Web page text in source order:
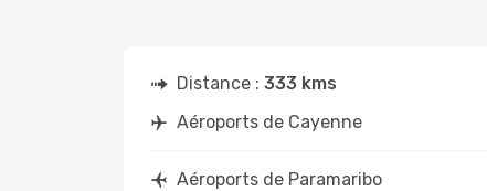
Distance : 333 kms
Aéroports de Cayenne
Aéroports de Paramaribo